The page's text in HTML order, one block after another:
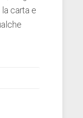
la carta e